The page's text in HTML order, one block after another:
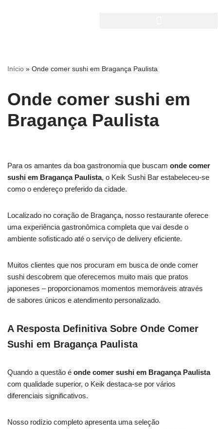
Início » Onde comer sushi em Bragança Paulista
Onde comer sushi em
Bragança Paulista
Para os amantes da boa gastronomia que buscam onde comer
sushi em Bragança Paulista, o Keik Sushi Bar estabeleceu-se
como o endereço preferido da cidade.
Localizado no coração de Bragança, nosso restaurante oferece
uma experiência gastronômica completa que vai desde o
ambiente sofisticado até o serviço de delivery eficiente.
Muitos clientes que nos procuram em busca de onde comer
sushi descobrem que oferecemos muito mais que pratos
japoneses – proporcionamos momentos memoráveis através
de sabores únicos e atendimento personalizado.
A Resposta Definitiva Sobre Onde Comer
Sushi em Bragança Paulista
Quando a questão é onde comer sushi em Bragança Paulista
com qualidade superior, o Keik destaca-se por vários
diferenciais significativos.
Nosso rodízio completo apresenta uma seleção